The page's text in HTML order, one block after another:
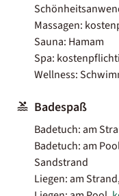
Massagen:
Sauna: Hamam
Spa:
Wellness:
Badespaß
Badetuch: am
Badetuch: am
Sandstrand
Liegen: am